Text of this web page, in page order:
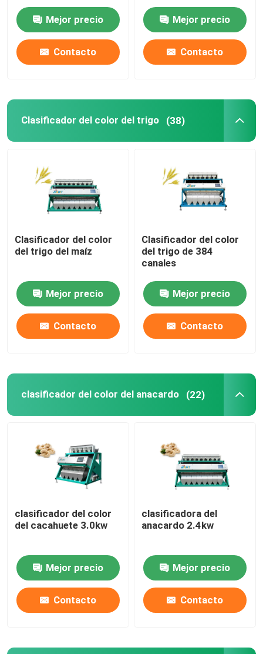
Mejor precio
Contacto
Mejor precio
Contacto
Clasificador del color del trigo (38)
Clasificador del color
del trigo del maíz
Mejor precio
Contacto
Clasificador del color
del trigo de 384
canales
Mejor precio
Contacto
clasificador del color del anacardo (22)
clasificador del color
del cacahuete 3.0kw
Mejor precio
Contacto
clasificadora del
anacardo 2.4kw
Mejor precio
Contacto